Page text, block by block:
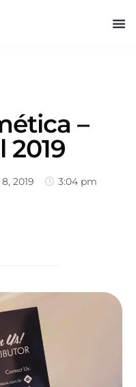
–
2019
2019 3:04 pm